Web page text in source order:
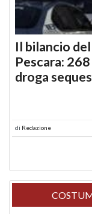
Il bilancio
Pescara:
droga
di Redazione